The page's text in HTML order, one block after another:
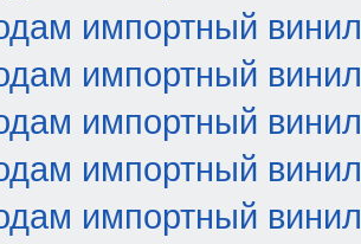
импортный винил
импортный винил
импортный винил
импортный винил
импортный винил